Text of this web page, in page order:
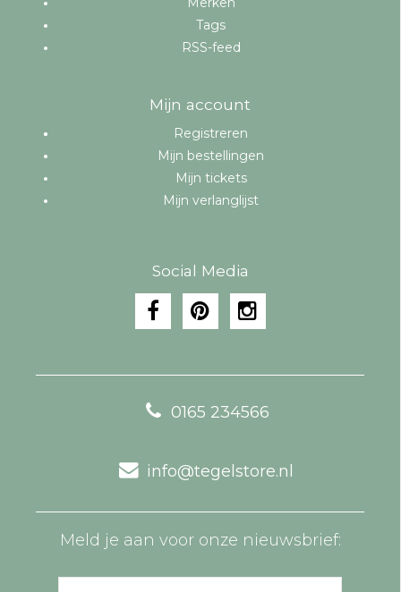
Tags
RSS-feed
Mijn account
Registreren
Mijn bestellingen
Mijn tickets
Mijn verlanglijst
Social Media
0165 234566
info@tegelstore.nl
Meld je aan voor onze nieuwsbrief: